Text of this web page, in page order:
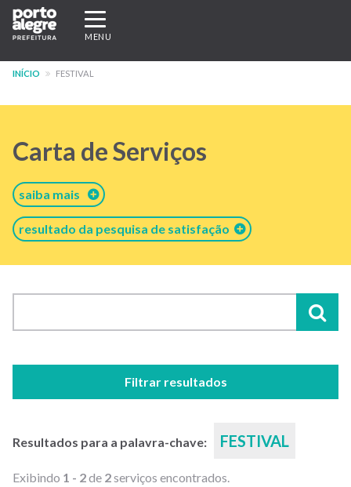
Pular
para
conteúdo
Expandir/recolher
navegação
MENU
INÍCIO FESTIVAL
Carta de Serviços
saiba mais
resultado da pesquisa de satisfação
Filtrar resultados
Resultados para a palavra-chave: FESTIVAL
Exibindo 1 - 2de 2serviços encontrados.